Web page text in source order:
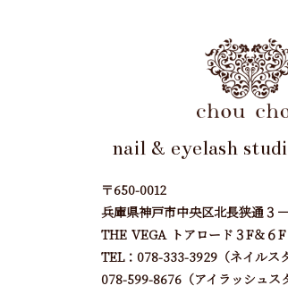
nail & eyelash
〒650-0012
兵庫県神戸市中央区北長狭通３
THE VEGA トアロード３F＆６F
TEL：078-333-3929（ネイルス
078-599-8676（アイラッシュス